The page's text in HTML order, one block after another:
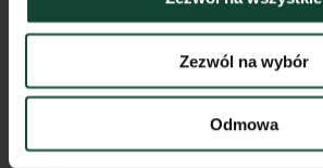
Zezwól na wybór
Odmowa